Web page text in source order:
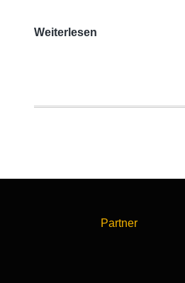
Weiterlesen
Ausgezeichnete
Partner